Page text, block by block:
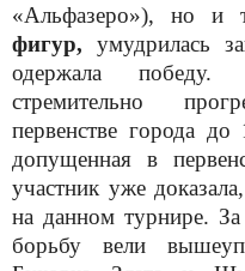
«Альфазеро»), но и
фигур, умудрилась
одержала победу.
стремительно
первенстве города
допущенная в
участник уже
на данном турнире.
борьбу вели